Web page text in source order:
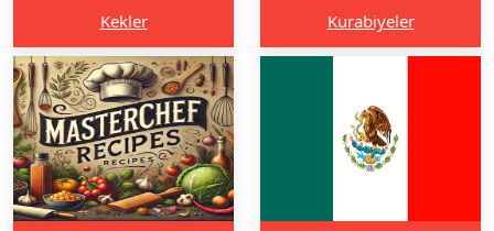
Kekler Kurabiyeler